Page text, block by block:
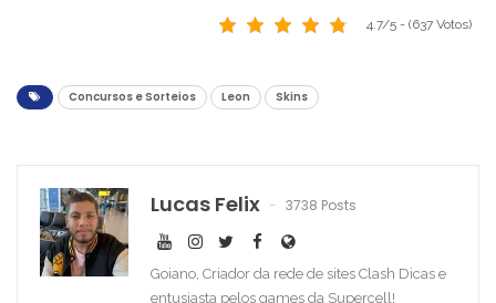
4.7/5 - (637 Votos)
Concursos e Sorteios Leon Skins
Lucas Felix 3738 Posts
Goiano, Criador da rede de sites Clash Dicas e
entusiasta pelos games da Supercell!